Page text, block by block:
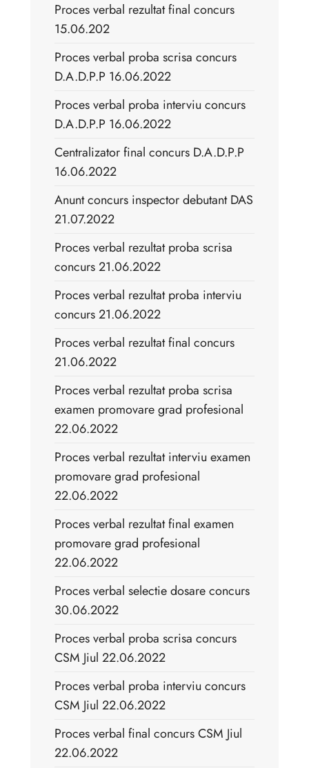
Proces verbal rezultat final concurs
15.06.202
Proces verbal proba scrisa concurs
D.A.D.P.P 16.06.2022
Proces verbal proba interviu concurs
D.A.D.P.P 16.06.2022
Centralizator final concurs D.A.D.P.P
16.06.2022
Anunt concurs inspector debutant DAS
21.07.2022
Proces verbal rezultat proba scrisa
concurs 21.06.2022
Proces verbal rezultat proba interviu
concurs 21.06.2022
Proces verbal rezultat final concurs
21.06.2022
Proces verbal rezultat proba scrisa
examen promovare grad profesional
22.06.2022
Proces verbal rezultat interviu examen
promovare grad profesional
22.06.2022
Proces verbal rezultat final examen
promovare grad profesional
22.06.2022
Proces verbal selectie dosare concurs
30.06.2022
Proces verbal proba scrisa concurs
CSM Jiul 22.06.2022
Proces verbal proba interviu concurs
CSM Jiul 22.06.2022
Proces verbal final concurs CSM Jiul
22.06.2022